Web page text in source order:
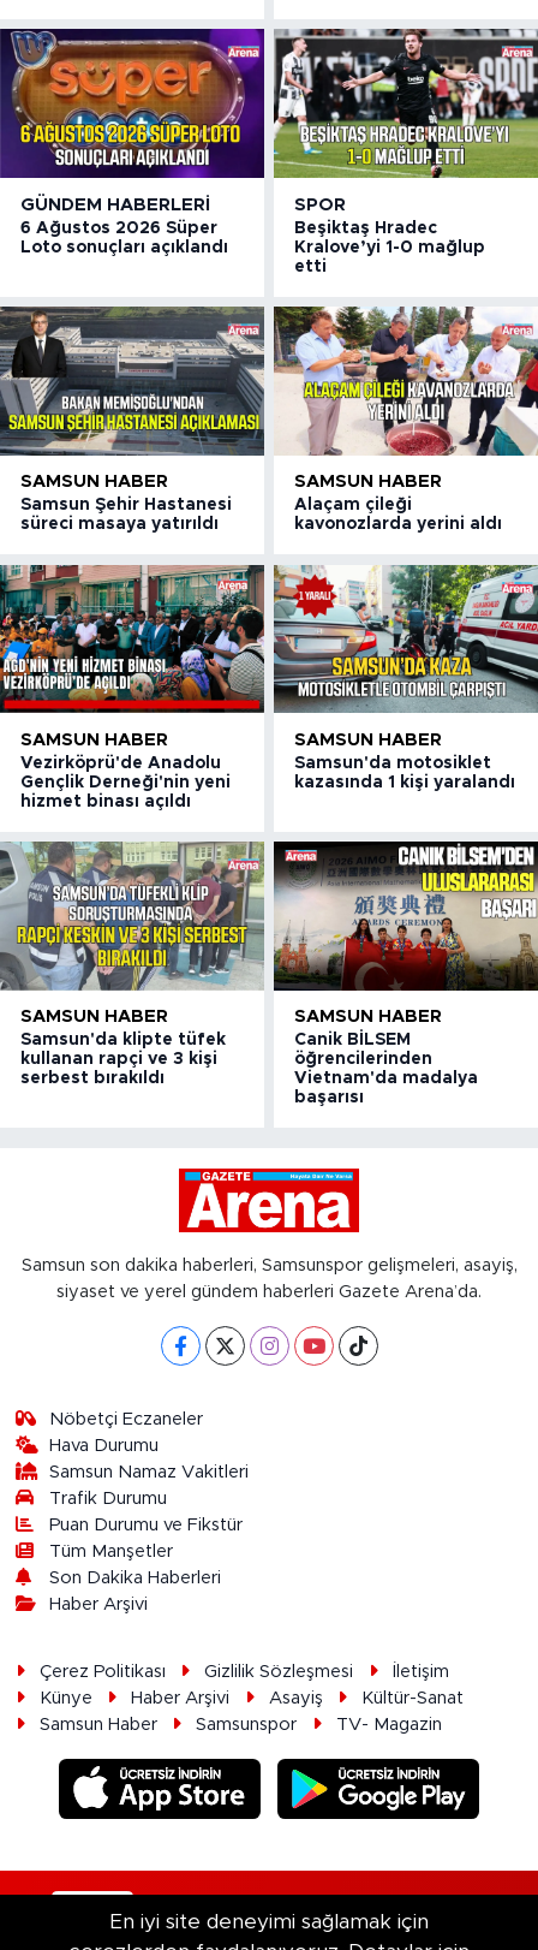
GÜNDEM HABERLERI
6 Ağustos 2026 Süper
Loto sonuçları açıklandı
SPOR
Beşiktaş Hradec
Kralove’yi 1-0 mağlup
etti
SAMSUN HABER
Samsun Şehir Hastanesi
süreci masaya yatırıldı
SAMSUN HABER
Alaçam çileği
kavonozlarda yerini aldı
SAMSUN HABER
Vezirköprü'de Anadolu
Gençlik Derneği'nin yeni
hizmet binası açıldı
SAMSUN HABER
Samsun'da motosiklet
kazasında 1 kişi yaralandı
SAMSUN HABER
Samsun'da klipte tüfek
kullanan rapçi ve 3 kişi
serbest bırakıldı
SAMSUN HABER
Canik BİLSEM
öğrencilerinden
Vietnam'da madalya
başarısı
Samsun son dakika haberleri, Samsunspor gelişmeleri, asayiş,
siyaset ve yerel gündem haberleri Gazete Arena’da.
Nöbetçi Eczaneler
Hava Durumu
Samsun Namaz Vakitleri
Trafik Durumu
Puan Durumu ve Fikstür
Tüm Manşetler
Son Dakika Haberleri
Haber Arşivi
Çerez Politikası Gizlilik Sözleşmesi
İletişim
Künye
Haber Arşivi Asayiş
Kültür-Sanat
Samsun Haber
Samsunspor TV- Magazin
RSS Copyright © 2026. Her hakkı saklıdır.
En iyi site deneyimi sağlamak için